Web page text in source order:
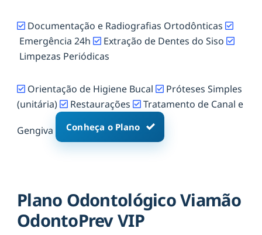
Documentação e Radiografias Ortodônticas
Emergência 24h
Extração de Dentes do Siso
Limpezas Periódicas
Orientação de Higiene Bucal
Próteses Simples
(unitária)
Restaurações Tratamento de Canal e
Gengiva Conheça o Plano
Plano Odontológico Viamão
OdontoPrev VIP